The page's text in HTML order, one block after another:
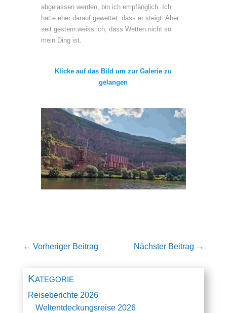
abgelassen werden, bin ich empfänglich. Ich
hätte eher darauf gewettet, dass er steigt. Aber
seit gestern weiss ich, dass Wetten nicht so
mein Ding ist.
Klicke auf das Bild um zur Galerie zu
gelangen
← Vorheriger Beitrag Nächster Beitrag →
Kategorie
Reiseberichte 2026
Weltentdeckungsreise 2026